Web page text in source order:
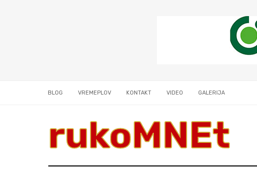
BLOG VREMEPLOV KONTAKT VIDEO GALERIJA
rukoMNEt